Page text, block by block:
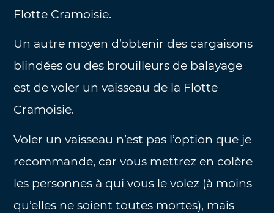
Flotte Cramoisie.
Un autre moyen d’obtenir des cargaisons
blindées ou des brouilleurs de balayage
est de voler un vaisseau de la Flotte
Cramoisie.
Voler un vaisseau n’est pas l’option que je
recommande, car vous mettrez en colère
les personnes à qui vous le volez (à moins
qu’elles ne soient toutes mortes), mais